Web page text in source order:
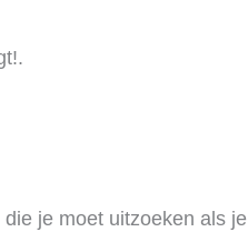
je moet uitzoeken als je